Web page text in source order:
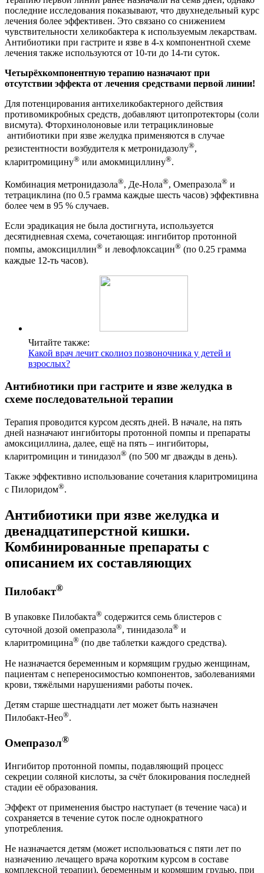
последние исследования показывают, что двухнедельный курс
лечения более эффективен. Это связано со снижением
чувствительности хеликобактера к используемым лекарствам.
Антибиотики при гастрите и язве в 4-х компонентной схеме
лечения также используются от 10-ти до 14-ти суток.
Четырёхкомпонентную терапию назначают при
отсутствии эффекта от лечения средствами первой линии!
Для потенцирования антихеликобактерного действия
противомикробных средств, добавляют цитопротекторы (соли
висмута). Фторхинолоновые или тетрациклиновые
антибиотики при язве желудка применяются в случае
резистентности возбудителя к метронидазолу®,
кларитромицину® или амокмициллину®.
Комбинация метронидазола®, Де-Нола®, Омепразола® и
тетрациклина (по 0.5 грамма каждые шесть часов) эффективна
более чем в 95 % случаев.
Если эрадикация не была достигнута, используется
десятидневная схема, сочетающая: ингибитор протонной
помпы, амоксициллин® и левофлоксацин® (по 0.25 грамма
каждые 12-ть часов).
Читайте также:
Какой врач лечит сколиоз позвоночника у детей и
взрослых?
Антибиотики при гастрите и язве желудка в
схеме последовательной терапии
Терапия проводится курсом десять дней. В начале, на пять
дней назначают ингибиторы протонной помпы и препараты
амоксициллина, далее, ещё на пять – ингибиторы,
кларитромицин и тинидазол® (по 500 мг дважды в день).
Также эффективно использование сочетания кларитромицина
с Пилоридом®.
Антибиотики при язве желудка и
двенадцатиперстной кишки.
Комбинированные препараты с
описанием их составляющих
Пилобакт®
В упаковке Пилобакта® содержится семь блистеров с
суточной дозой омепразола®, тинидазола® и
кларитромицина® (по две таблетки каждого средства).
Не назначается беременным и кормящим грудью женщинам,
пациентам с непереносимостью компонентов, заболеваниями
крови, тяжёлыми нарушениями работы почек.
Детям старше шестнадцати лет может быть назначен
Пилобакт-Нео®.
Омепразол®
Ингибитор протонной помпы, подавляющий процесс
секреции соляной кислоты, за счёт блокирования последней
стадии её образования.
Эффект от применения быстро наступает (в течение часа) и
сохраняется в течение суток после однократного
употребления.
Не назначается детям (может использоваться с пяти лет по
назначению лечащего врача коротким курсом в составе
комплексной терапии), беременным и кормящим грудью, при